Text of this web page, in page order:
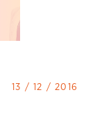
13 / 12 / 2016